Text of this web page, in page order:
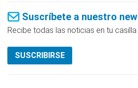
Suscríbete a nuestro
Recibe todas las noticias en tu casilla
SUSCRIBIRSE